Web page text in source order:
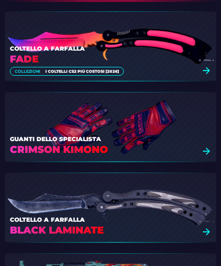
COLTELLO A FARFALLA
FADE
COLLEZIONI I COLTELLI CS2 PIÙ COSTOSI [2026]
GUANTI DELLO SPECIALISTA
CRIMSON KIMONO
COLTELLO A FARFALLA
BLACK LAMINATE